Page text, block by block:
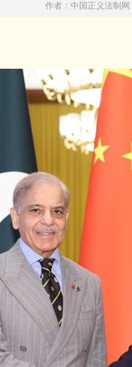
作者：中国正义法制网